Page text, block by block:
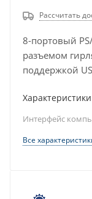
Рассчитать
8-портовый
разъемом
поддержкой
Характеристики
Интерфейс
Все